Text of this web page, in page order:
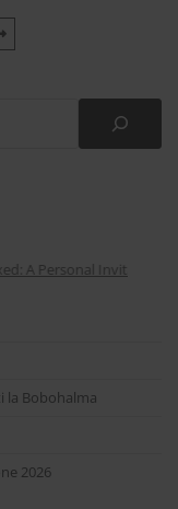
A Personal Invitation
la Bobohalma
2026